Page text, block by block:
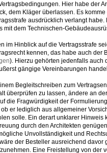
Hier habe der
dem Kläger überlassen. Es
ausdrücklich verlangt
mit dem Technischen-
im Hinblick auf die Vertragsstrafe
kennen, das habe auch der
). Hierzu gehörten jedenfalls auch
gängige Vereinbarungen
Begleitschreiben zum
überprüfen zu lassen, ändere an
die Fragwürdigkeit der
er lediglich aus allgemeiner
solle. Ein derart unklarer Hinweis
durch den Architekten
Unvollständigkeit und
der Besteller ausreichend davor
Eine Freistellung von der